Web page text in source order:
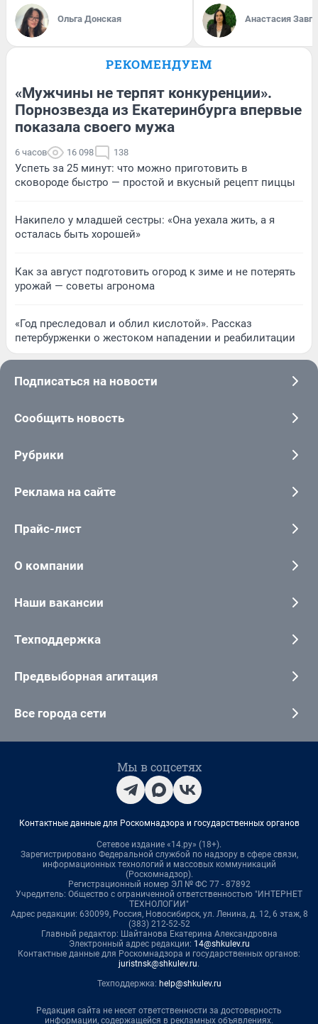
Ольга Донская Анастасия
РЕКОМЕНДУЕМ
«Мужчины не терпят конкуренции».
Порнозвезда из Екатеринбурга впервые
показала своего мужа
6 часов 16 098 138
Успеть за 25 минут: что можно приготовить в
сковороде быстро — простой и вкусный рецепт пиццы
Накипело у младшей сестры: «Она уехала жить, а я
осталась быть хорошей»
Как за август подготовить огород к зиме и не потерять
урожай — советы агронома
«Год преследовал и облил кислотой». Рассказ
петербурженки о жестоком нападении и реабилитации
Подписаться на новости
Сообщить новость
Рубрики
Реклама на сайте
Прайс-лист
О компании
Наши вакансии
Техподдержка
Предвыборная агитация
Все города сети
Мы в соцсетях
Контактные данные для Роскомнадзора и государственных органов
Сетевое издание «14.ру» (18+).
Зарегистрировано Федеральной службой по надзору в сфере связи,
информационных технологий и массовых коммуникаций
(Роскомнадзор).
Регистрационный номер ЭЛ № ФС 77 - 87892
Учредитель: Общество с ограниченной ответственностью "ИНТЕРНЕТ
ТЕХНОЛОГИИ"
Адрес редакции: 630099, Россия, Новосибирск, ул. Ленина, д. 12, 6 этаж, 8
(383) 212-52-52
Главный редактор: Шайтанова Екатерина Александровна
Электронный адрес редакции: 14@shkulev.ru
Контактные данные для Роскомнадзора и государственных органов:
juristnsk@shkulev.ru.
Техподдержка: help@shkulev.ru
Редакция сайта не несет ответственности за достоверность
информации, содержащейся в рекламных объявлениях.